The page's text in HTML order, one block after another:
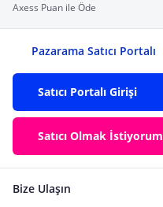
Axess Puan ile Öde
Pazarama Satıcı Portalı
Satıcı Portalı Girişi
Satıcı Olmak İstiyorum
Bize Ulaşın